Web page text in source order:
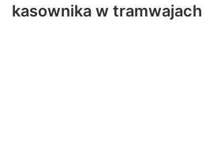
kasownika w tramwajach